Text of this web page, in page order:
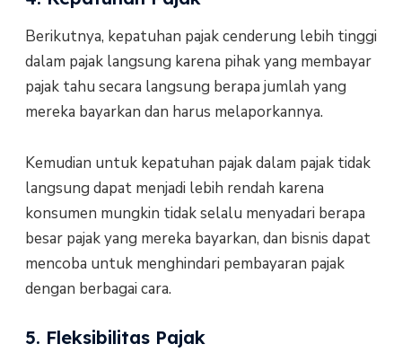
Berikutnya, kepatuhan pajak cenderung lebih tinggi
dalam pajak langsung karena pihak yang membayar
pajak tahu secara langsung berapa jumlah yang
mereka bayarkan dan harus melaporkannya.
Kemudian untuk kepatuhan pajak dalam pajak tidak
langsung dapat menjadi lebih rendah karena
konsumen mungkin tidak selalu menyadari berapa
besar pajak yang mereka bayarkan, dan bisnis dapat
mencoba untuk menghindari pembayaran pajak
dengan berbagai cara.
5. Fleksibilitas Pajak